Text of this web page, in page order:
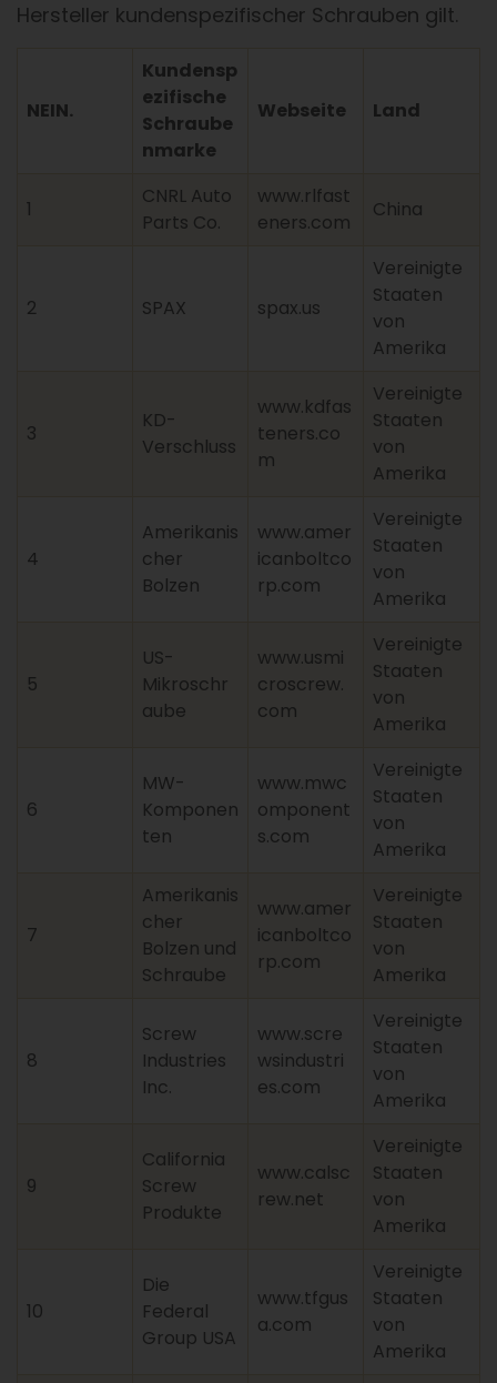
Hersteller kundenspezifischer Schrauben gilt.
NEIN.
Kundensp
ezifische
Schraube
nmarke
Webseite Land
1
CNRL Auto
Parts Co.
www.rlfast
eners.com
China
2 SPAX spax.us
Vereinigte
Staaten
von
Amerika
3
KD-
Verschluss
www.kdfas
teners.co
m
Vereinigte
Staaten
von
Amerika
4
Amerikanis
cher
Bolzen
www.amer
icanboltco
rp.com
Vereinigte
Staaten
von
Amerika
5
US-
Mikroschr
aube
www.usmi
croscrew.
com
Vereinigte
Staaten
von
Amerika
6
MW-
Komponen
ten
www.mwc
omponent
s.com
Vereinigte
Staaten
von
Amerika
7
Amerikanis
cher
Bolzen und
Schraube
www.amer
icanboltco
rp.com
Vereinigte
Staaten
von
Amerika
8
Screw
Industries
Inc.
www.scre
wsindustri
es.com
Vereinigte
Staaten
von
Amerika
9
California
Screw
Produkte
www.calsc
rew.net
Vereinigte
Staaten
von
Amerika
10
Die
Federal
Group USA
www.tfgus
a.com
Vereinigte
Staaten
von
Amerika